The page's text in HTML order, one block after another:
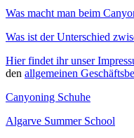
Was macht man beim
Was ist der Unterschied
Hier findet ihr unser
den allgemeinen
Canyoning Schuhe
Algarve Summer School